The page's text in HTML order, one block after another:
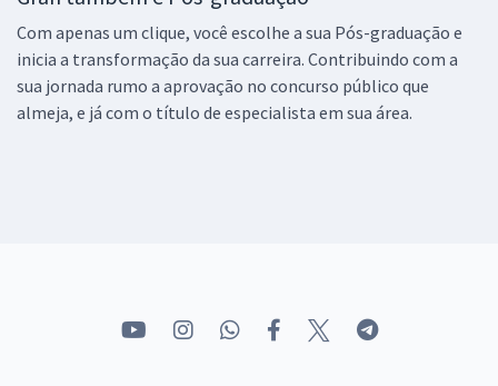
Com apenas um clique, você escolhe a sua Pós-graduação e
inicia a transformação da sua carreira. Contribuindo com a
sua jornada rumo a aprovação no concurso público que
almeja, e já com o título de especialista em sua área.